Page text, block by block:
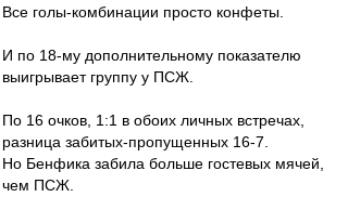
Все голы-комбинации просто конфеты.
И по 18-му дополнительному показателю
выигрывает группу у ПСЖ.
По 16 очков, 1:1 в обоих личных встречах,
разница забитых-пропущенных 16-7.
Но Бенфика забила больше гостевых мячей,
чем ПСЖ.